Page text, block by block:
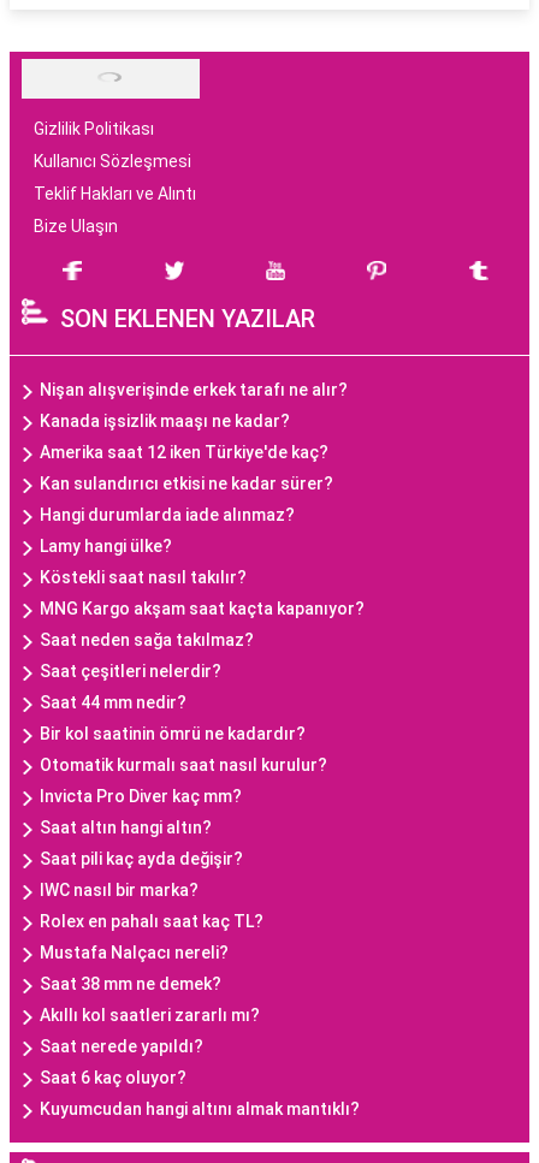
Gizlilik Politikası
Kullanıcı Sözleşmesi
Teklif Hakları ve Alıntı
Bize Ulaşın
SON EKLENEN YAZILAR
Nişan alışverişinde erkek tarafı ne alır?
Kanada işsizlik maaşı ne kadar?
Amerika saat 12 iken Türkiye'de kaç?
Kan sulandırıcı etkisi ne kadar sürer?
Hangi durumlarda iade alınmaz?
Lamy hangi ülke?
Köstekli saat nasıl takılır?
MNG Kargo akşam saat kaçta kapanıyor?
Saat neden sağa takılmaz?
Saat çeşitleri nelerdir?
Saat 44 mm nedir?
Bir kol saatinin ömrü ne kadardır?
Otomatik kurmalı saat nasıl kurulur?
Invicta Pro Diver kaç mm?
Saat altın hangi altın?
Saat pili kaç ayda değişir?
IWC nasıl bir marka?
Rolex en pahalı saat kaç TL?
Mustafa Nalçacı nereli?
Saat 38 mm ne demek?
Akıllı kol saatleri zararlı mı?
Saat nerede yapıldı?
Saat 6 kaç oluyor?
Kuyumcudan hangi altını almak mantıklı?